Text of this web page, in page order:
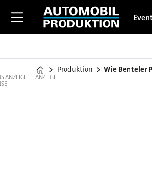
Home
Produktion Wie Benteler
ANZEIGE ANZEIGE